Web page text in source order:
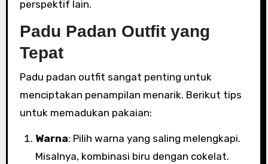
perspektif lain.
Padu Padan Outfit yang
Tepat
Padu padan outfit sangat penting untuk
menciptakan penampilan menarik. Berikut tips
untuk memadukan pakaian:
Warna: Pilih warna yang saling melengkapi.
Misalnya, kombinasi biru dengan cokelat.